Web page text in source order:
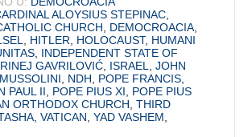
ALOYSIUS STEPINAC
CHURCH DEMOCROACIA
HITLER HOLOCAUST, HUMANI
INDEPENDENT STATE OF
GAVRILOVIĆ ISRAEL ,JOHN
MUSSOLINI NDH POPE FRANCIS
PAUL II
POPE PIUS XI
POPE PIUS
ORTHODOX CHURCH ,THIRD
,VATICAN ,YAD VASHEM